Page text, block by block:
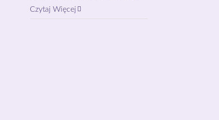
Czytaj Więcej